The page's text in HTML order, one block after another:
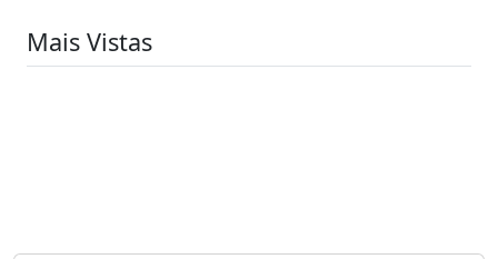
Mais Vistas